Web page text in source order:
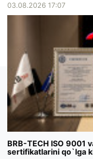
03.08.2026 17:07
BRB-TECH ISO 9001
sertifikatlarini qo`lga